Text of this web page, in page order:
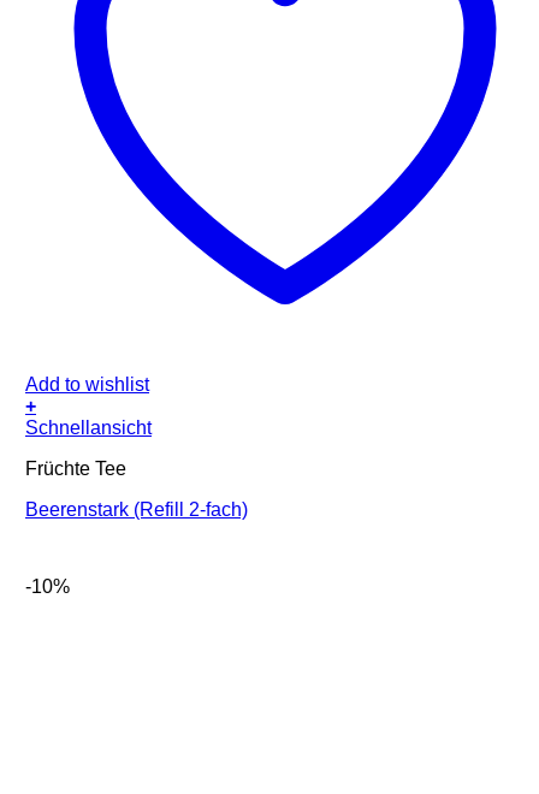
Add to wishlist
+
Schnellansicht
Früchte Tee
Beerenstark (Refill 2-fach)
-10%